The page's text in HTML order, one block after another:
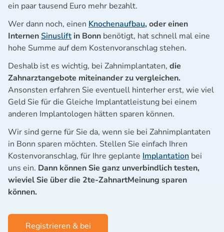
ein paar tausend Euro mehr bezahlt.
Wer dann noch, einen Knochenaufbau, oder einen
Internen Sinuslift in Bonn benötigt, hat schnell mal eine
hohe Summe auf dem Kostenvoranschlag stehen.
Deshalb ist es wichtig, bei Zahnimplantaten, die
Zahnarztangebote miteinander zu vergleichen.
Ansonsten erfahren Sie eventuell hinterher erst, wie viel
Geld Sie für die Gleiche Implantatleistung bei einem
anderen Implantologen hätten sparen können.
Wir sind gerne für Sie da, wenn sie bei Zahnimplantaten
in Bonn sparen möchten. Stellen Sie einfach Ihren
Kostenvoranschlag, für Ihre geplante Implantation bei
uns ein. Dann können Sie ganz unverbindlich testen,
wieviel Sie über die 2te-ZahnartMeinung sparen
können.
Registrieren & bei